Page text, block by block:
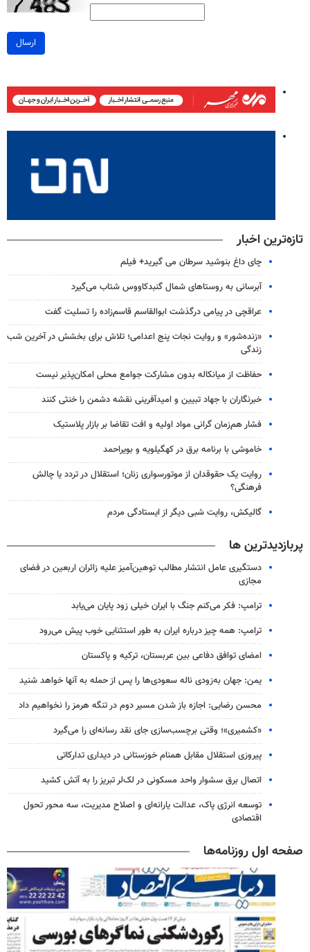
ارسال
تازه‌ترین اخبار
چای داغ بنوشید سرطان می گیرید+ فیلم
آبرسانی به روستاهای شمال گنبدکاووس شتاب می‌گیرد
عراقچی در پیامی درگذشت ابوالقاسم قاسم‌زاده را تسلیت گفت
«زنده‌شور» و روایت نجات پنج اعدامی؛ تلاش برای بخشش در آخرین شب
زندگی
حفاظت از میانکاله بدون مشارکت جوامع محلی امکان‌پذیر نیست
خبرنگاران با جهاد تبیین و امیدآفرینی نقشه دشمن را خنثی کنند
فشار هم‌زمان گرانی مواد اولیه و افت تقاضا بر بازار پلاستیک
خاموشی با برنامه برق در کهگیلویه و بویراحمد
روایت یک حقوقدان از موتورسواری زنان؛ استقلال در تردد یا چالش
فرهنگی؟
گالیکش، روایت شبی دیگر از ایستادگی مردم
پربازدیدترین ها
دستگیری عامل انتشار مطالب توهین‌آمیز علیه زائران اربعین در فضای
مجازی
ترامپ: فکر می‌کنم جنگ با ایران خیلی زود پایان می‌یابد
ترامپ: همه چیز درباره ایران به طور استثنایی خوب پیش می‌رود
امضای توافق دفاعی بین عربستان، ترکیه و پاکستان
یمن: جهان به‌زودی ناله سعودی‌ها را پس از حمله به آنها خواهد شنید
محسن رضایی: اجازه باز شدن مسیر دوم در تنگه هرمز را نخواهیم داد
«کشمیری»؛ وقتی برچسب‌سازی جای نقد رسانه‌ای را می‌گیرد
پیروزی استقلال مقابل همنام خوزستانی در دیداری تدارکاتی
اتصال برق سشوار واحد مسکونی در لک‌لر تبریز را به آتش کشید
توسعه انرژی پاک، عدالت یارانه‌ای و اصلاح مدیریت، سه محور تحول
اقتصادی
صفحه اول روزنامه‌ها